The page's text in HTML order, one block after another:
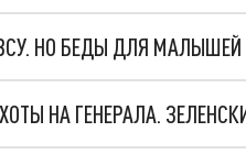
НО БЕДЫ ДЛЯ МАЛЫШЕЙ